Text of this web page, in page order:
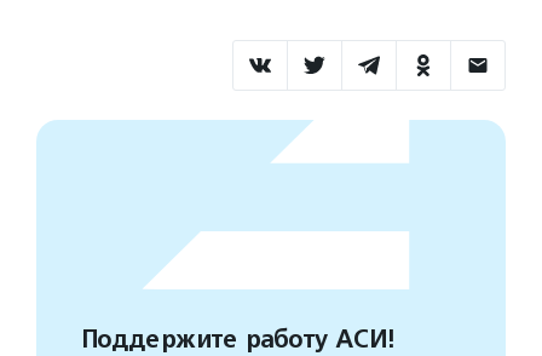
Поддержите работу АСИ!